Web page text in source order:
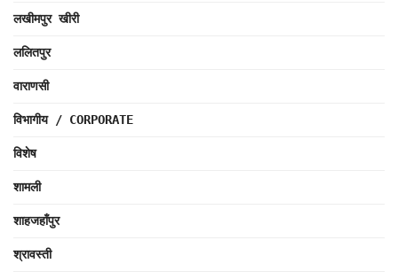
लखीमपुर खीरी
ललितपुर
वाराणसी
विभागीय / CORPORATE
विशेष
शामली
शाहजहाँपुर
श्रावस्ती